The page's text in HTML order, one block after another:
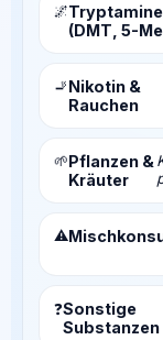
🌌Tryptamine
(DMT, 5-
🚬Nikotin &
Rauchen
🌱Pflanzen &
Kräuter
⚠️
❓Sonstige
Substanzen